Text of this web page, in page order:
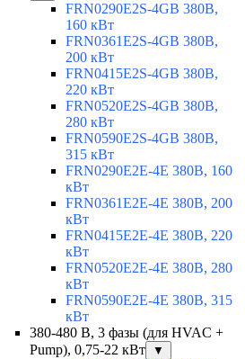
FRN0290E2S-4GB 380В,
160 кВт
FRN0361E2S-4GB 380В,
200 кВт
FRN0415E2S-4GB 380В,
220 кВт
FRN0520E2S-4GB 380В,
280 кВт
FRN0590E2S-4GB 380В,
315 кВт
FRN0290E2E-4E 380В, 160
кВт
FRN0361E2E-4E 380В, 200
кВт
FRN0415E2E-4E 380В, 220
кВт
FRN0520E2E-4E 380В, 280
кВт
FRN0590E2E-4E 380В, 315
кВт
380-480 В, 3 фазы (для HVAC +
Pump), 0,75-22 кВт
▼